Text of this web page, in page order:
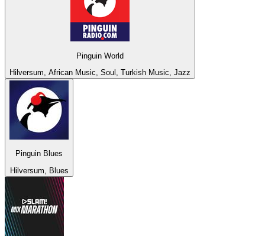
Pinguin World
Hilversum, African Music, Soul, Turkish Music, Jazz
Pinguin Blues
Hilversum, Blues